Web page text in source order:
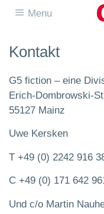
Menu
Kontakt
G5 fiction – eine
Erich-Dombrowski-
55127 Mainz
Uwe Kersken
T +49 (0) 2242 916
C +49 (0) 171 642
Und c/o Martin